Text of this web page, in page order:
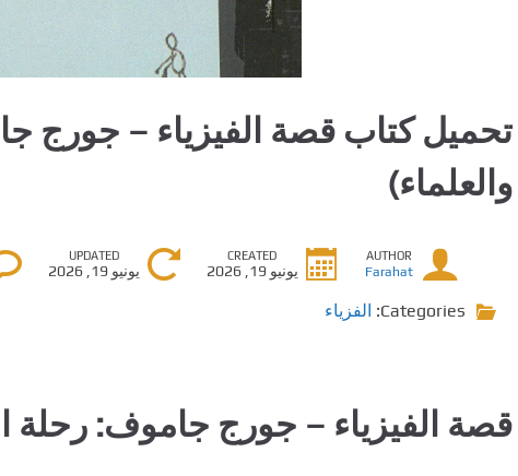
والعلماء)
AUTHOR
Farahat
CREATED
يونيو 19, 2026
UPDATED
يونيو 19, 2026
Categories: الفزياء
قصة الفيزياء – جورج جاموف: رحلة